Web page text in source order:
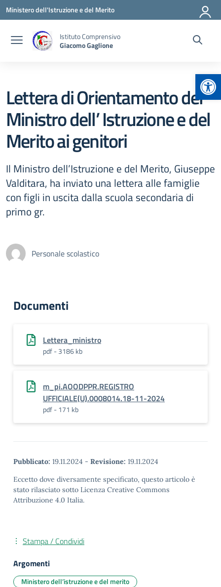
Vai ai contenuti
Vai al menu di navigazione
Vai al footer
Ministero dell'Istruzione e del Merito
Istituto Comprensivo
Giacomo Gaglione
Lettera di Orientamento del
Ministro dell’ Istruzione e del
Merito ai genitori
Il Ministro dell’Istruzione e del Merito, Giuseppe
Valditara, ha inviato una lettera alle famiglie
con figli in uscita dalla scuola secondaria di
primo gr.
Personale scolastico
Documenti
Lettera_ministro
pdf - 3186 kb
m_pi.AOODPPR.REGISTRO
UFFICIALE(U).0008014.18-11-2024
pdf - 171 kb
Pubblicato: 19.11.2024 - Revisione: 19.11.2024
Eccetto dove diversamente specificato, questo articolo è
stato rilasciato sotto Licenza Creative Commons
Attribuzione 4.0 Italia.
Stampa / Condividi
Argomenti
Ministero dell’istruzione e del merito